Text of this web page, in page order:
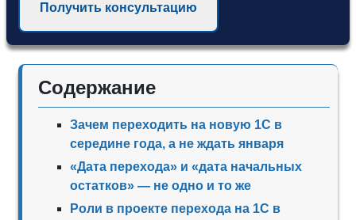
Получить консультацию
Содержание
Зачем переходить на новую 1С в
середине года, а не ждать января
«Дата перехода» и «дата начальных
остатков» — не одно и то же
Роли в проекте перехода на 1С в